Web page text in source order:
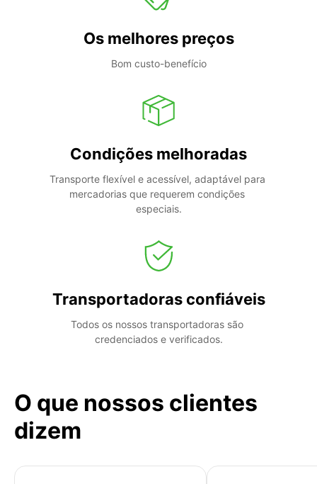
Os melhores preços
Bom custo-benefício
Condições melhoradas
Transporte flexível e acessível, adaptável para
mercadorias que requerem condições
especiais.
Transportadoras confiáveis
Todos os nossos transportadoras são
credenciados e verificados.
O que nossos clientes
dizem